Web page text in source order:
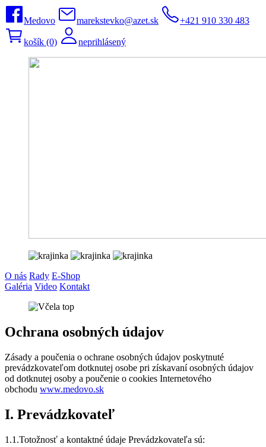
Medovo marekstevko@azet.sk +421 910 330 483
košík (0) neprihlásený
O nás Rady E-Shop
Galéria Video Kontakt
Ochrana osobných údajov
Zásady a poučenia o ochrane osobných údajov poskytnuté
prevádzkovateľom dotknutej osobe pri získavaní osobných údajov
od dotknutej osoby a poučenie o cookies Internetového
obchodu www.medovo.sk
I. Prevádzkovateľ
1.1.Totožnosť a kontaktné údaje Prevádzkovateľa sú: